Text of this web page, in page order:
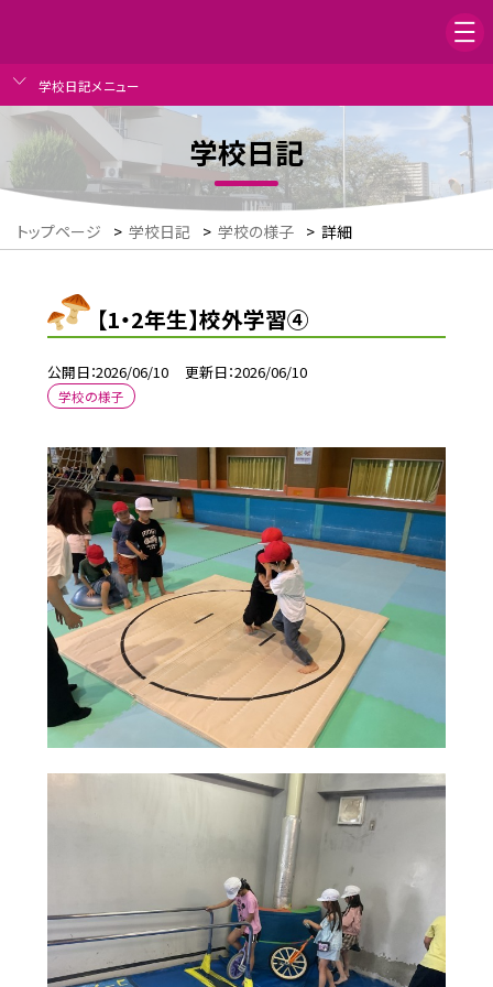
学校日記メニュー
学校日記
トップページ > 学校日記 > 学校の様子 > 詳細
【1・2年生】校外学習④
公開日 2026/06/10 更新日 2026/06/10
学校の様子